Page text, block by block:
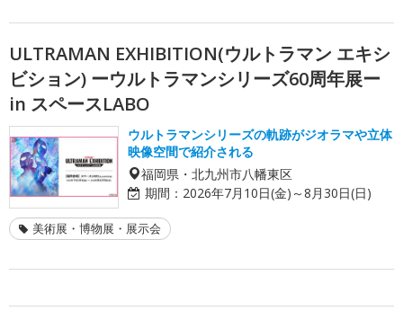
ULTRAMAN EXHIBITION(ウルトラマン エキシ
ビション) ーウルトラマンシリーズ60周年展ー
in スペースLABO
ウルトラマンシリーズの軌跡がジオラマや立体
映像空間で紹介される
福岡県・北九州市八幡東区
期間： 2026年7月10日(金)～8月30日(日)
美術展・博物展・展示会